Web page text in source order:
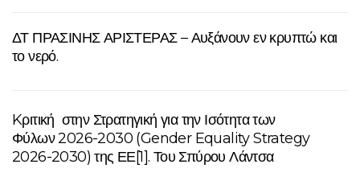
ΔΤ ΠΡΑΣΙΝΗΣ ΑΡΙΣΤΕΡΑΣ – Αυξάνουν εν κρυπτώ και
το νερό.
Kριτική στην Στρατηγική για την Ισότητα των
Φύλων 2026-2030 (Gender Equality Strategy
2026-2030) της ΕΕ[1]. Του Σπύρου Λάντσα